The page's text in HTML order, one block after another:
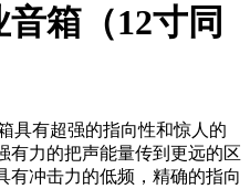
箱（12寸同
具有超强的指向性和惊人的
有力的把声能量传到更远的区
有冲击力的低频，精确的指向